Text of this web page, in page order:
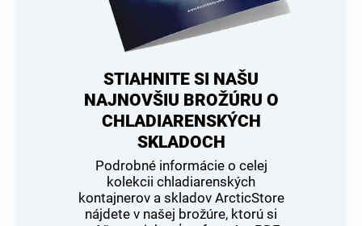
STIAHNITE SI NAŠU
NAJNOVŠIU BROŽÚRU O
CHLADIARENSKÝCH
SKLADOCH
Podrobné informácie o celej
kolekcii chladiarenských
kontajnerov a skladov ArcticStore
nájdete v našej brožúre, ktorú si